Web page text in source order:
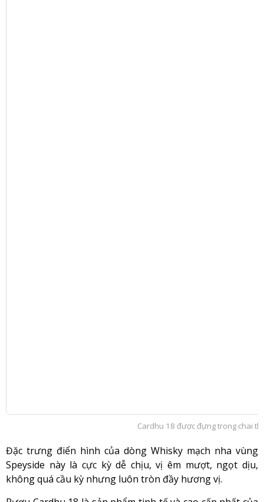
Cardhu 18 được đựng trong chai
Đặc trưng điển hình của dòng Whisky mạch nha vùng
Speyside này là cực kỳ dễ chịu, vị êm mượt, ngọt dịu,
không quá cầu kỳ nhưng luôn tròn đầy hương vị.